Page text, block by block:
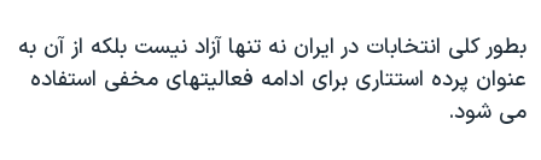
بطور کلی انتخابات در ایران نه تنها آزاد نیست بلکه از آن به
عنوان پرده استتاری برای ادامه فعالیتهای مخفی استفاده
می شود.